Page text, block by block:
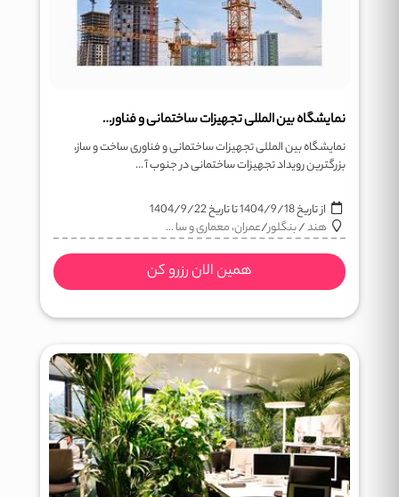
نمایشگاه بین المللی تجهیزات ساختمانی و فناوری ساخت و ساز (BIEC)
نمایشگاه بین المللی تجهیزات ساختمانی و فناوری ساخت و ساز،
بزرگترین رویداد تجهیزات ساختمانی در جنوب آ ...
از تاریخ1404/9/18تا تاریخ1404/9/22
هند/بنگلور/عمران، معماری و سا ...
همین الان رزرو کن